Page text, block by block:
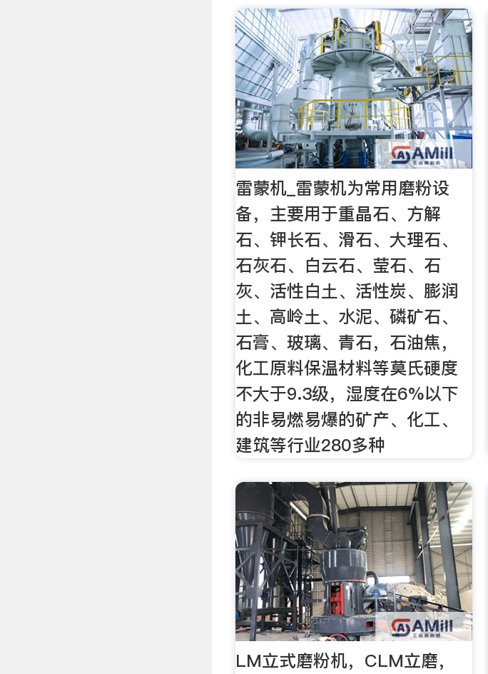
雷蒙机_雷蒙机为常用磨粉设
备，主要用于重晶石、方解
石、钾长石、滑石、大理石、
石灰石、白云石、莹石、石
灰、活性白土、活性炭、膨润
土、高岭土、水泥、磷矿石、
石膏、玻璃、青石，石油焦，
化工原料保温材料等莫氏硬度
不大于9.3级，湿度在6%以下
的非易燃易爆的矿产、化工、
建筑等行业280多种
LM立式磨粉机，CLM立磨，